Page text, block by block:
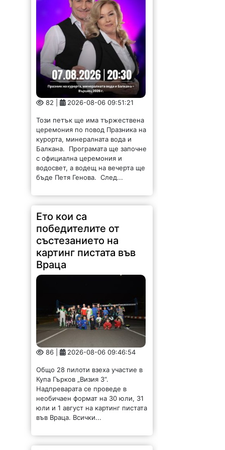
82 | 2026-08-06 09:51:21
Този петък ще има тържествена
церемония по повод Празника на
курорта, минералната вода и
Балкана. Програмата ще започне
с официална церемония и
водосвет, а водещ на вечерта ще
бъде Петя Генова. След...
Ето кои са
победителите от
състезанието на
картинг пистата във
Враца
86 | 2026-08-06 09:46:54
Общо 28 пилоти взеха участие в
Купа Гърков „Визия 3“.
Надпреварата се проведе в
необичаен формат на 30 юли, 31
юли и 1 август на картинг пистата
във Враца. Всички...